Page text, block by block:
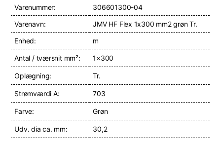
Varenummer:
306601300-04
Varenavn:
JMV HF Flex 1x300 mm2 grøn Tr.
Enhed:
m
Antal / tværsnit mm²: 1×300
Oplægning: Tr.
Strømværdi A: 703
Farve: Grøn
Udv. dia ca. mm: 30,2